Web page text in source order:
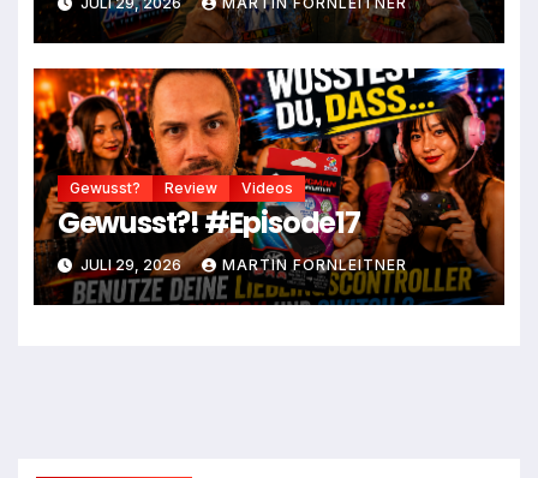
Gewusst? Review Videos
Gewusst?! #Episode17
JULI 29, 2026 MARTIN FORNLEITNER